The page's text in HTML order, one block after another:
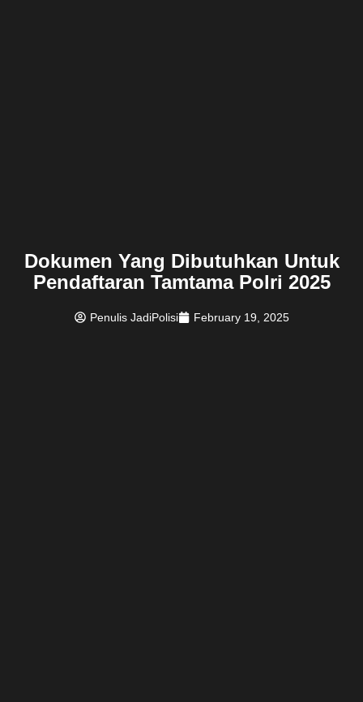
Dokumen Yang Dibutuhkan Untuk
Pendaftaran Tamtama Polri 2025
Penulis JadiPolisi February 19, 2025